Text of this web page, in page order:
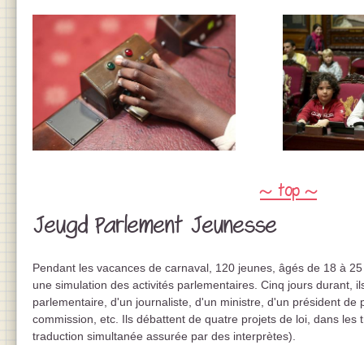
~ top ~
Jeugd Parlement Jeunesse
Pendant les vacances de carnaval, 120 jeunes, âgés de 18 à
une simulation des activités parlementaires. Cinq jours durant,
parlementaire, d'un journaliste, d'un ministre, d'un président de
commission, etc. Ils débattent de quatre projets de loi, dans les
traduction simultanée assurée par des interprètes).